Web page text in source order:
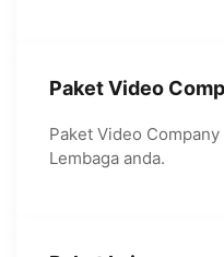
Paket Video
Paket Video
Lembaga anda.